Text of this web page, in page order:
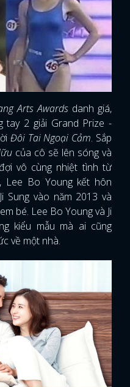
Arts Awardsdanh giá,
tay 2 giải Grand Prize -
Đôi Tai Ngoại Cảm. Sắp
của cô sẽ lên sóng và
vô cùng nhiệt tình từ
Lee Bo Young kết hôn
Sung vào năm 2013 và
bé. Lee Bo Young và Ji
kiểu mẫu mà ai cũng
về một nhà.